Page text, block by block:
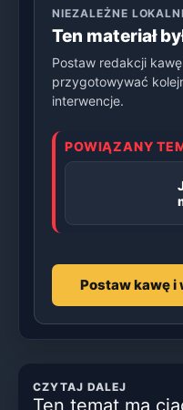
NIEZALEŻNE
Ten materiał
Postaw redakcji
przygotowywać
interwencje.
POWIĄZANY
Postaw kawę i
CZYTAJ DALEJ
Ten temat ma